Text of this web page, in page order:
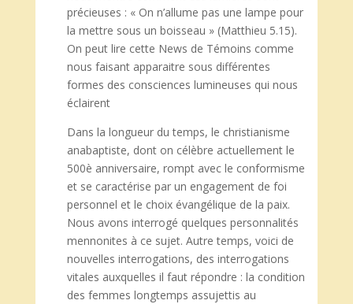
précieuses : « On n’allume pas une lampe pour
la mettre sous un boisseau » (Matthieu 5.15).
On peut lire cette News de Témoins comme
nous faisant apparaitre sous différentes
formes des consciences lumineuses qui nous
éclairent
Dans la longueur du temps, le christianisme
anabaptiste, dont on célèbre actuellement le
500è anniversaire, rompt avec le conformisme
et se caractérise par un engagement de foi
personnel et le choix évangélique de la paix.
Nous avons interrogé quelques personnalités
mennonites à ce sujet. Autre temps, voici de
nouvelles interrogations, des interrogations
vitales auxquelles il faut répondre : la condition
des femmes longtemps assujettis au